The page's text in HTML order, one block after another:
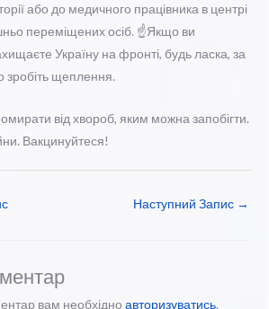
або до медичного працівника в центрі
переміщених осіб. ☝️Якщо ви
Україну на фронті, будь ласка, за
зробіть щеплення.
від хвороб, яким можна запобігти.
Вакцинуйтеся!
Наступний Запис →
вам необхідно авторизуватись.